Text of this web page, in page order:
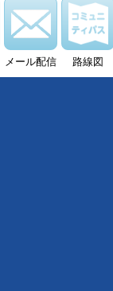
メール配信 路線図